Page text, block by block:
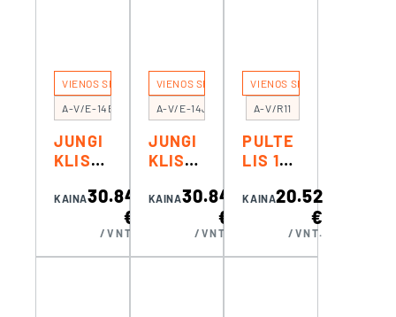
VIENOS SPALVOS REGULIAVIMUI
A-V/E-14B
JUNGI
KLIS
IS 4
VIENS
PALVE
KAINA30.84
€
/VNT.
VIENOS SPALVOS REGULIAVIMUI
A-V/E-14J
JUNGI
KLIS
IS 4
VIENS
PALVE
KAINA30.84
€
/VNT.
VIENOS SPALVOS
A-V/R11
PULTE
LIS 1
KAINA20.52
€
/VNT.